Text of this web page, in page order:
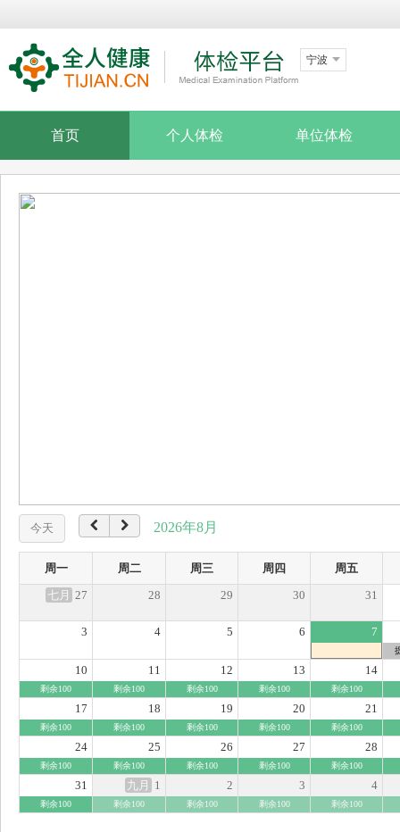
宁波
首页 个人体检 单位体检
今天 2026年8月
周一 周二 周三 周四
周五
七月 27 28 29 30 31
3 4 5 6 7
10
剩余100
11
剩余100
12
剩余100
13
剩余100
14
剩余100
17
剩余100
18
剩余100
19
剩余100
20
剩余100
21
剩余100
24
剩余100
25
剩余100
26
剩余100
27
剩余100
28
剩余100
31
剩余100
九月 1
剩余100
2
剩余100
3
剩余100
4
剩余100